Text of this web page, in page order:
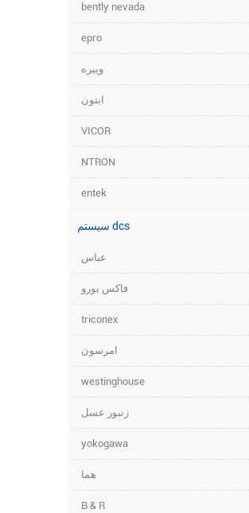
bently nevada
epro
ویبره
ایتون
VICOR
NTRON
entek
سیستم dcs
عباس
فاکس بورو
triconex
امرسون
westinghouse
زنبور عسل
yokogawa
هما
B & R